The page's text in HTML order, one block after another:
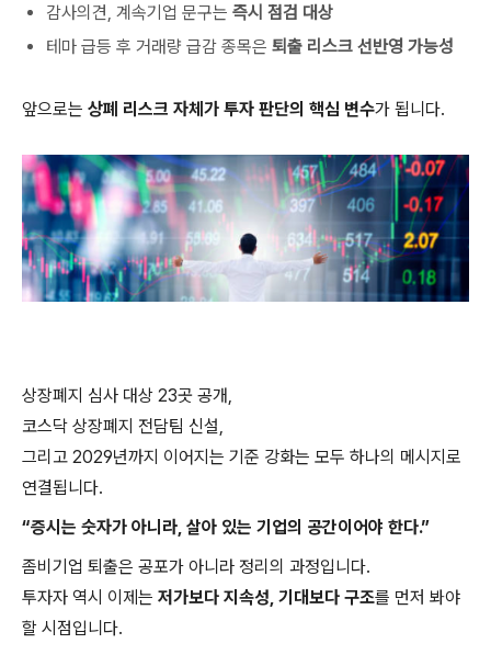
감사의견, 계속기업 문구는 즉시 점검 대상
테마 급등 후 거래량 급감 종목은 퇴출 리스크 선반영 가능성
앞으로는 상폐 리스크 자체가 투자 판단의 핵심 변수가 됩니다.
상장폐지 심사 대상 23곳 공개,
코스닥 상장폐지 전담팀 신설,
그리고 2029년까지 이어지는 기준 강화는 모두 하나의 메시지로
연결됩니다.
“증시는 숫자가 아니라, 살아 있는 기업의 공간이어야 한다.”
좀비기업 퇴출은 공포가 아니라 정리의 과정입니다.
투자자 역시 이제는 저가보다 지속성, 기대보다 구조를 먼저 봐야
할 시점입니다.